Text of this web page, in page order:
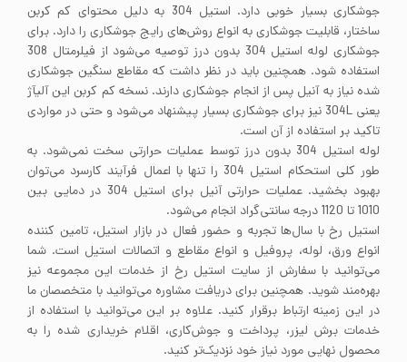
جوشکاری بسیار خوبی دارد. استیل 304 به دلیل محتوای کم کربن
ساختار، قابلیت جوشکاری به انواع روش‌های رایج جوشکاری را دارد. برای
جوشکاری لوله استیل 304 بدون درز توصیه می‌شود از فیلرمتال 308
استفاده شود. همچنین باید در نظر داشت که مقاطع سنگین جوشکاری
شده نیاز به آنیل پس از انجام جوشکاری دارند. نسخه کم کربن این آلیآژ
یعنی 304L نیز برای جوشکاری بسیار پیشنهاد می‌شود و حتی در مواردی
تاکید بر استفاده از آن است.
لوله استیل 304 بدون درز توسط عملیات حرارتی سخت نمی‌شود. به
طور کلی استحکام استیل 304 را تنها با اعمال فرآیند کارسرد می‌توان
بهبود بخشید. عملیات حرارتی آنیل برای استیل 304 در دمایی بین
1010 تا 1120 درجه سانتی‌گراد انجام می‌شود.
استیل رخ با سال‌ها تجربه و حضور فعال در بازار استیل، تامین کننده
انواع ورق، لوله، پروفیل و انواع مقاطع و اتصالات استیل است. شما
می‌توانید با سفارش از سایت استیل رخ از خدمات این مجموعه نیز
بهره‌مند شوید. همچنین برای دریافت مشاوره می‌توانید با متخصصان ما
در این زمینه ارتباط برقرار کنید. علاوه بر این می‌توانید با استفاده از
خدمات برش لیزر، پرداخت و جوش‌کاری، اقلام خریداری شده را به
محصول نهایی مورد نیاز خود نزدیک‌تر کنید.